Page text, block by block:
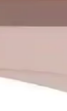
şal, şıklık
Elbise
kadın